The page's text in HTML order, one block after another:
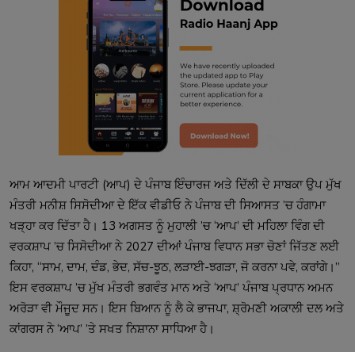
ਆਮ ਆਦਮੀ ਪਾਰਟੀ (ਆਪ) ਦੇ ਪੰਜਾਬ ਇੰਚਾਰਜ ਅਤੇ ਦਿੱਲੀ ਦੇ ਸਾਬਕਾ ਉਪ ਮੁੱਖ
ਮੰਤਰੀ ਮਨੀਸ਼ ਸਿਸੋਦੀਆ ਦੇ ਇੱਕ ਵੀਡੀਓ ਨੇ ਪੰਜਾਬ ਦੀ ਸਿਆਸਤ ’ਚ ਹੰਗਾਮਾ
ਖੜ੍ਹਾ ਕਰ ਦਿੱਤਾ ਹੈ। 13 ਅਗਸਤ ਨੂੰ ਮੁਹਾਲੀ ’ਚ ‘ਆਪ’ ਦੀ ਮਹਿਲਾ ਵਿੰਗ ਦੀ
ਵਰਕਸ਼ਾਪ ’ਚ ਸਿਸੋਦੀਆ ਨੇ 2027 ਦੀਆਂ ਪੰਜਾਬ ਵਿਧਾਨ ਸਭਾ ਚੋਣਾਂ ਜਿੱਤਣ ਲਈ
ਕਿਹਾ, “ਸਾਮ, ਦਾਮ, ਦੰਡ, ਭੇਦ, ਸੱਚ-ਝੂਠ, ਲੜਾਈ-ਝਗੜਾ, ਜੋ ਕਰਨਾ ਪਵੇ, ਕਰਾਂਗੇ।”
ਇਸ ਵਰਕਸ਼ਾਪ ’ਚ ਮੁੱਖ ਮੰਤਰੀ ਭਗਵੰਤ ਮਾਨ ਅਤੇ ‘ਆਪ’ ਪੰਜਾਬ ਪ੍ਰਧਾਨ ਅਮਨ
ਅਰੋੜਾ ਵੀ ਮੌਜੂਦ ਸਨ। ਇਸ ਬਿਆਨ ਨੂੰ ਲੈ ਕੇ ਭਾਜਪਾ, ਸ਼੍ਰੋਮਣੀ ਅਕਾਲੀ ਦਲ ਅਤੇ
ਕਾਂਗਰਸ ਨੇ ‘ਆਪ’ ’ਤੇ ਸਖਤ ਨਿਸ਼ਾਨਾ ਸਾਧਿਆ ਹੈ।